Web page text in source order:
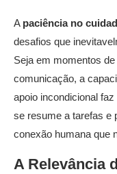
A paciência no
desafios que
Seja em momentos
comunicação, a
apoio incondicional
se resume a tarefas e
conexão humana que
A Relevância